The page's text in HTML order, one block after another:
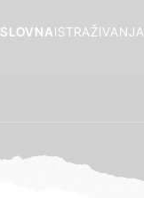
ISTRAŽIVANJA